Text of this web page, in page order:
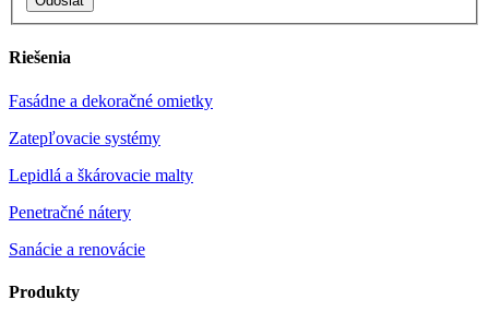
Riešenia
Fasádne a dekoračné omietky
Zatepľovacie systémy
Lepidlá a škárovacie malty
Penetračné nátery
Sanácie a renovácie
Produkty